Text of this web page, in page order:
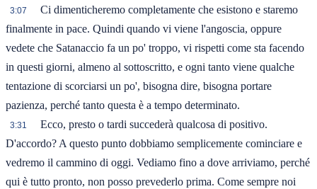
3:07
Ci dimenticheremo completamente che esistono e staremo
finalmente in pace. Quindi quando vi viene l'angoscia, oppure
vedete che Satanaccio fa un po' troppo, vi rispetti come sta facendo
in questi giorni, almeno al sottoscritto, e ogni tanto viene qualche
tentazione di scorciarsi un po', bisogna dire, bisogna portare
pazienza, perché tanto questa è a tempo determinato.
3:31
Ecco, presto o tardi succederà qualcosa di positivo.
D'accordo? A questo punto dobbiamo semplicemente cominciare e
vedremo il cammino di oggi. Vediamo fino a dove arriviamo, perché
qui è tutto pronto, non posso prevederlo prima. Come sempre noi